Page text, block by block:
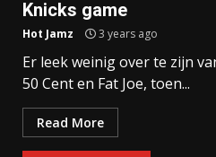
Knicks game
Hot Jamz 3 years ago
Er leek weinig over te zijn
50 Cent en Fat Joe, toen...
Read More